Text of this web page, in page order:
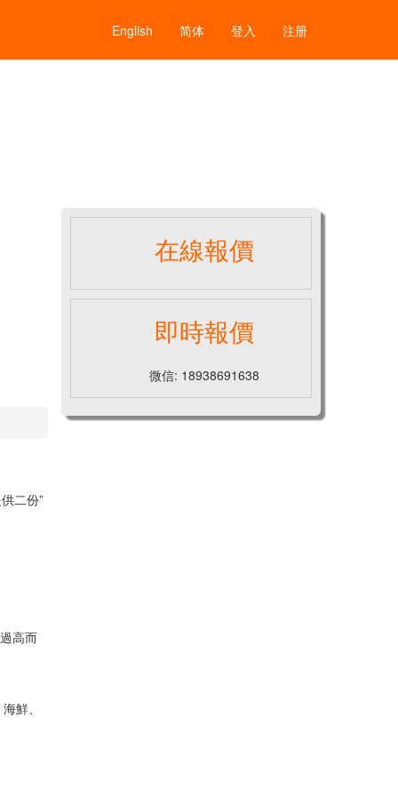
English 简体 登入 注册
二份”
高而
鮮、
在線報價
即時報價
微信: 18938691638